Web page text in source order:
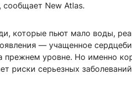
сообщает New Atlas.
которые пьют мало воды,
— учащенное
уровне. Но именно
риски серьезных